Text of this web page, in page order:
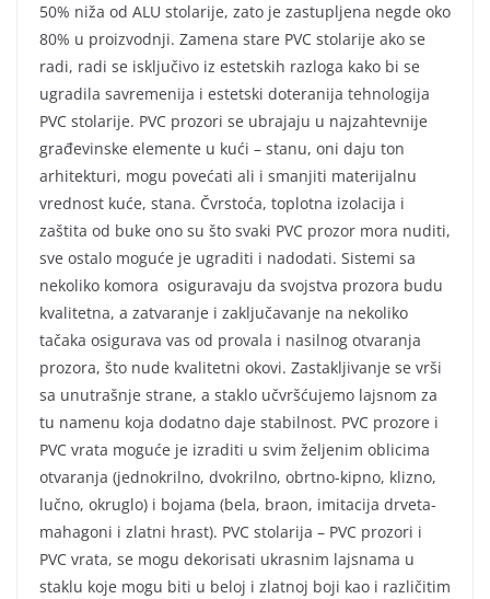
50% niža od ALU stolarije, zato je zastupljena negde oko
80% u proizvodnji. Zamena stare PVC stolarije ako se
radi, radi se isključivo iz estetskih razloga kako bi se
ugradila savremenija i estetski doteranija tehnologija
PVC stolarije. PVC prozori se ubrajaju u najzahtevnije
građevinske elemente u kući – stanu, oni daju ton
arhitekturi, mogu povećati ali i smanjiti materijalnu
vrednost kuće, stana. Čvrstoća, toplotna izolacija i
zaštita od buke ono su što svaki PVC prozor mora nuditi,
sve ostalo moguće je ugraditi i nadodati. Sistemi sa
nekoliko komora osiguravaju da svojstva prozora budu
kvalitetna, a zatvaranje i zaključavanje na nekoliko
tačaka osigurava vas od provala i nasilnog otvaranja
prozora, što nude kvalitetni okovi. Zastakljivanje se vrši
sa unutrašnje strane, a staklo učvršćujemo lajsnom za
tu namenu koja dodatno daje stabilnost. PVC prozore i
PVC vrata moguće je izraditi u svim željenim oblicima
otvaranja (jednokrilno, dvokrilno, obrtno-kipno, klizno,
lučno, okruglo) i bojama (bela, braon, imitacija drveta-
mahagoni i zlatni hrast). PVC stolarija – PVC prozori i
PVC vrata, se mogu dekorisati ukrasnim lajsnama u
staklu koje mogu biti u beloj i zlatnoj boji kao i različitim